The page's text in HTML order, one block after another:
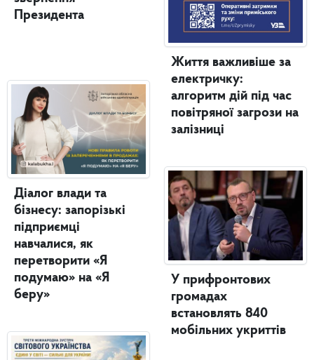
Президента
Діалог влади та
бізнесу: запорізькі
підприємці
навчалися, як
перетворити «Я
подумаю» на «Я
беру»
Життя важливіше за
електричку:
алгоритм дій під час
повітряної загрози на
залізниці
У прифронтових
громадах
встановлять 840
мобільних укриттів